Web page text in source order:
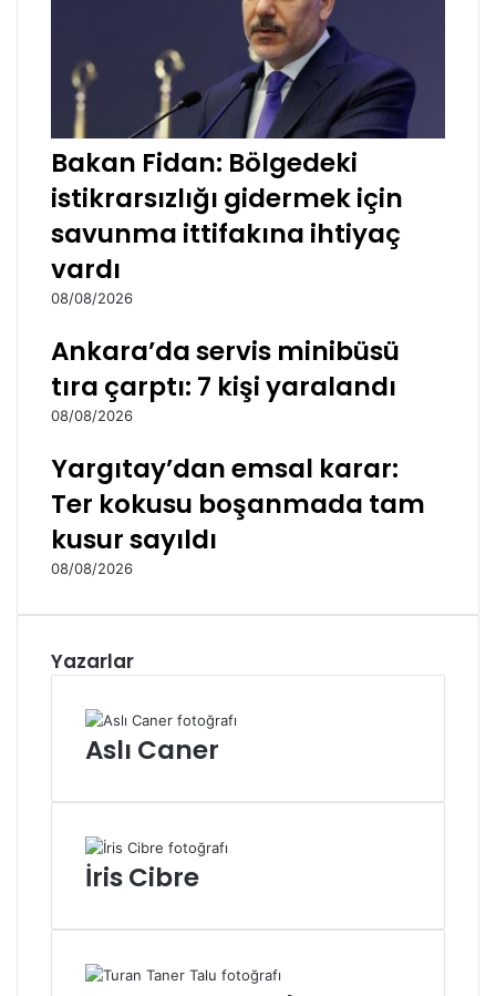
Bakan Fidan: Bölgedeki
istikrarsızlığı gidermek için
savunma ittifakına ihtiyaç
vardı
08/08/2026
Ankara’da servis minibüsü
tıra çarptı: 7 kişi yaralandı
08/08/2026
Yargıtay’dan emsal karar:
Ter kokusu boşanmada tam
kusur sayıldı
08/08/2026
Yazarlar
Aslı Caner
İris Cibre